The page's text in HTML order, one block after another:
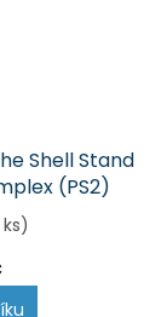
Shell Stand
(PS2)
ks)